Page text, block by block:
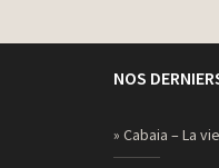
NOS
» Cabaia – La